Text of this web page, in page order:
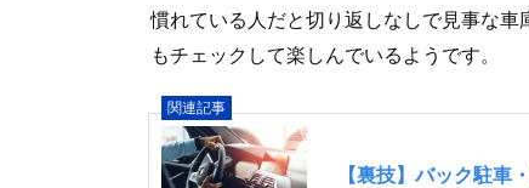
慣れている人だと切り返しなしで見事な
もチェックして楽しんでいるようです。